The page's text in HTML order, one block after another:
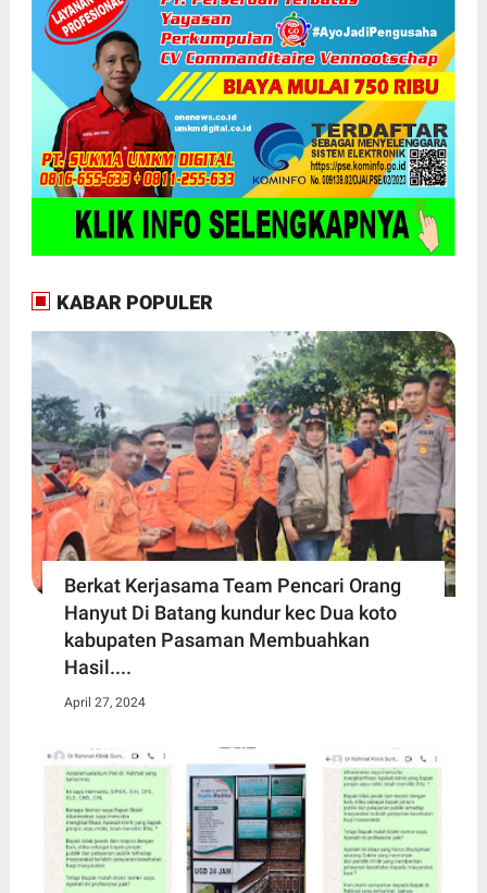
KABAR POPULER
Berkat Kerjasama Team Pencari Orang
Hanyut Di Batang kundur kec Dua koto
kabupaten Pasaman Membuahkan
Hasil....
April 27, 2024